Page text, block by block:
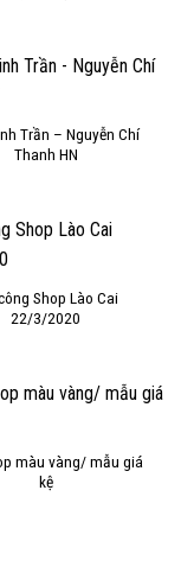
Trần – Nguyễn Chí
Thanh HN
Shop Lào Cai
22/3/2020
màu vàng/ mẫu giá
kệ